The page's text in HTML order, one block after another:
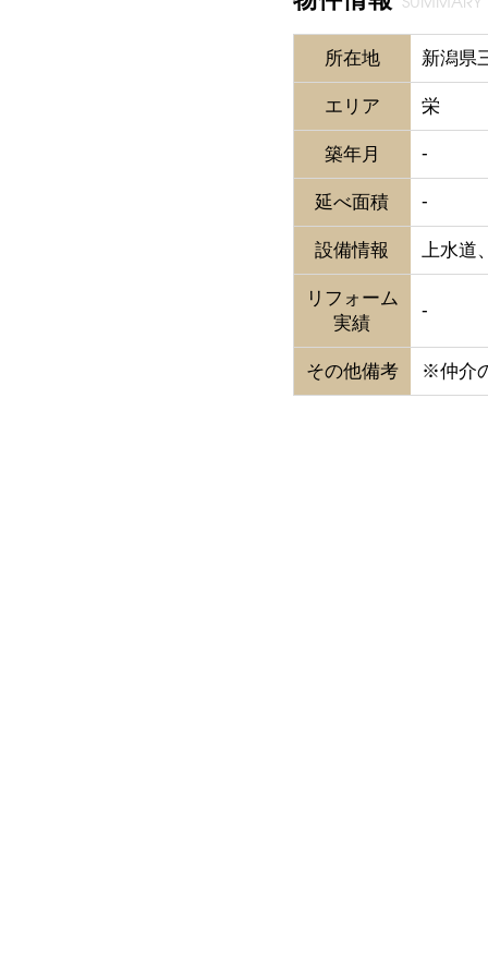
SUMMARY
所在地 新潟県
エリア 栄
築年月 -
延べ面積 -
設備情報 上水道
リフォーム
実績
-
その他備考 ※仲介